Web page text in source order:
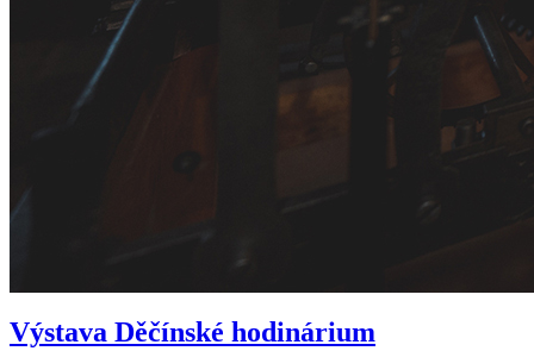
Výstava Děčínské hodinárium